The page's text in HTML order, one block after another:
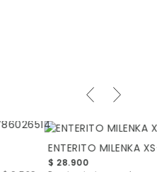
ENTERITO MILENKA
$ 28.900